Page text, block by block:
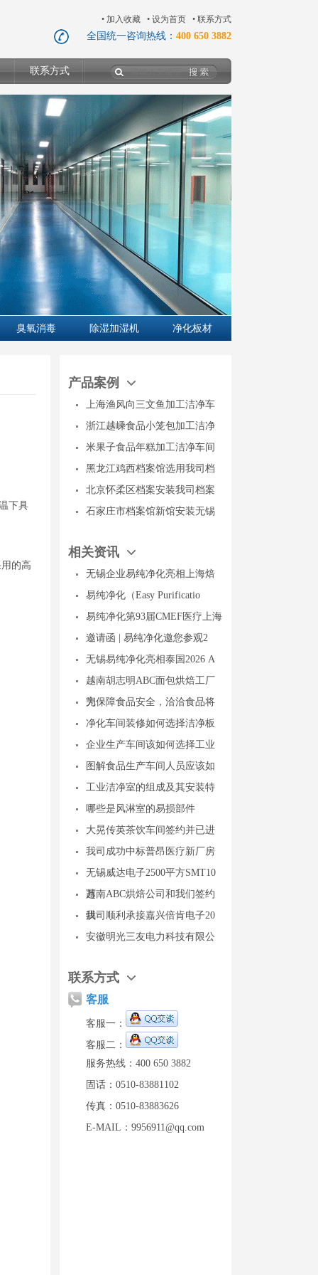
• 加入收藏 • 设为首页 • 联系方式
全国统一咨询热线： 400 650 3882
联系方式
臭氧消毒 除湿加湿机 净化板材
下具
的高
产品案例
上海渔风向三文鱼加工洁净车
浙江越嵊食品小笼包加工洁净
米果子食品年糕加工洁净车间
黑龙江鸡西档案馆选用我司档
北京怀柔区档案安装我司档案
石家庄市档案馆新馆安装无锡
相关资讯
无锡企业易纯净化亮相上海焙
易纯净化（Easy Purificatio
易纯净化第93届CMEF医疗上海
邀请函 | 易纯净化邀您参观2
无锡易纯净化亮相泰国2026 A
越南胡志明ABC面包烘焙工厂
完
为保障食品安全，洽洽食品将
净化车间装修如何选择洁净板
企业生产车间该如何选择工业
图解食品生产车间人员应该如
工业洁净室的组成及其安装特
哪些是风淋室的易损部件
大晃传英茶饮车间签约并已进
我司成功中标普昂医疗新厂房
无锡威达电子2500平方SMT10
万
越南ABC烘焙公司和我们签约
烘
我司顺利承接嘉兴倍肯电子20
安徽明光三友电力科技有限公
联系方式
客服
客服一：
客服二：
服务热线：400 650 3882
固话：0510-83881102
传真：0510-83883626
E-MAIL：9956911@qq.com